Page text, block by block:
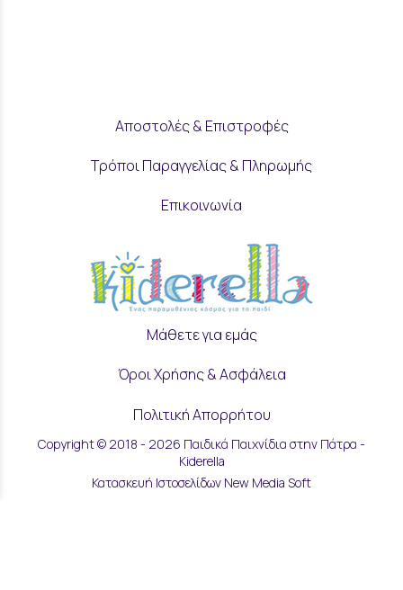
Αποστολές & Επιστροφές
Τρόποι Παραγγελίας & Πληρωμής
Επικοινωνία
Μάθετε για εμάς
Όροι Χρήσης & Ασφάλεια
Πολιτική Απορρήτου
Ρυθμίσεις Cookies
Copyright © 2018 - 2026 Παιδικά Παιχνίδια στην Πάτρα -
Kiderella
Κατασκευή Ιστοσελίδων New Media Soft